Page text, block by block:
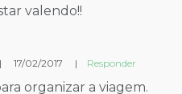
valendo!!
| 17/02/2017 | Responder
organizar a viagem.